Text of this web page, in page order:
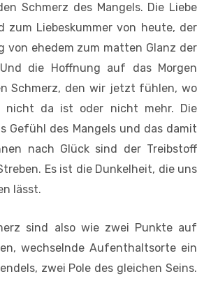
Schmerz des Mangels. Die Liebe
zum Liebeskummer von heute, der
von ehedem zum matten Glanz der
die Hoffnung auf das Morgen
Schmerz, den wir jetzt fühlen, wo
nicht da ist oder nicht mehr. Die
Gefühl des Mangels und das damit
nach Glück sind der Treibstoff
Es ist die Dunkelheit, die uns
lässt.
sind also wie zwei Punkte auf
wechselnde Aufenthaltsorte ein
zwei Pole des gleichen Seins.